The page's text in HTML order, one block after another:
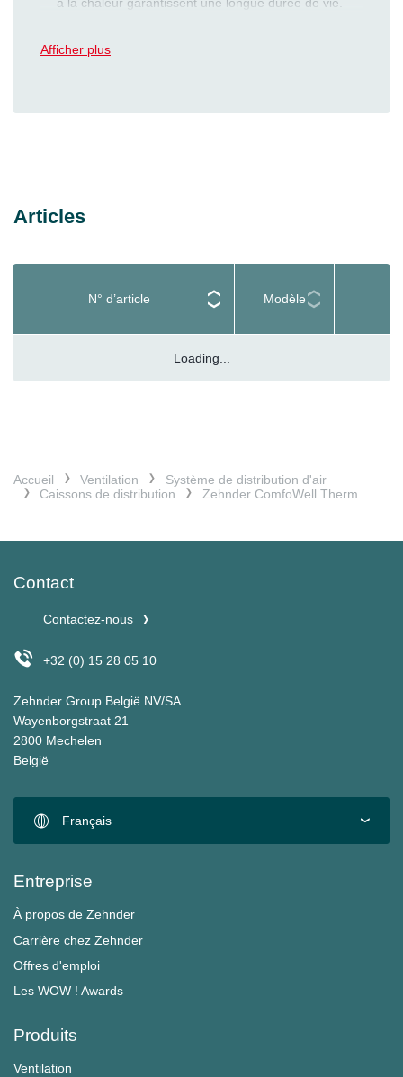
à la chaleur garantissent une longue durée de vie.
Afficher plus
Articles
N° d’article Modèle
Loading...
Accueil Ventilation
Système de distribution d'air
Caissons de distribution
Zehnder ComfoWell Therm
Contact
Contactez-nous
+32 (0) 15 28 05 10
Zehnder Group België NV/SA
Wayenborgstraat 21
2800 Mechelen
België
Français
Entreprise
À propos de Zehnder
Carrière chez Zehnder
Offres d'emploi
Les WOW ! Awards
Produits
Ventilation